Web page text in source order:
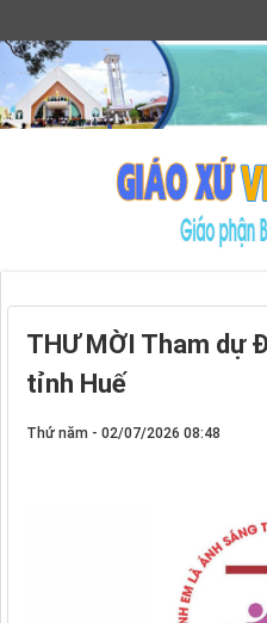
THƯ MỜI Tham dự
tỉnh Huế
Thứ năm - 02/07/2026 08:48